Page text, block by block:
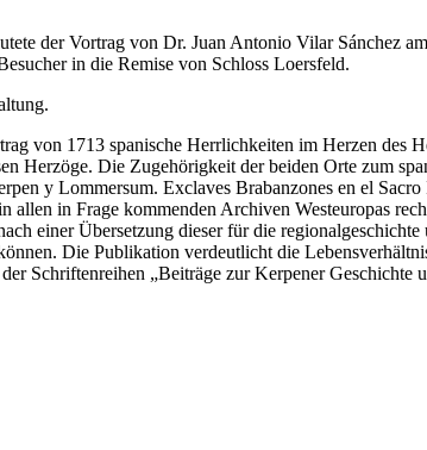
der Vortrag von Dr. Juan Antonio Vilar Sánchez
in die Remise von Schloss Loersfeld.
von 1713 spanische Herrlichkeiten im Herzen des
Herzöge. Die Zugehörigkeit der beiden Orte zum
y Lommersum. Exclaves Brabanzones en el
in Frage kommenden Archiven Westeuropas
einer Übersetzung dieser für die
Die Publikation verdeutlicht die
Schriftenreihen „Beiträge zur Kerpener